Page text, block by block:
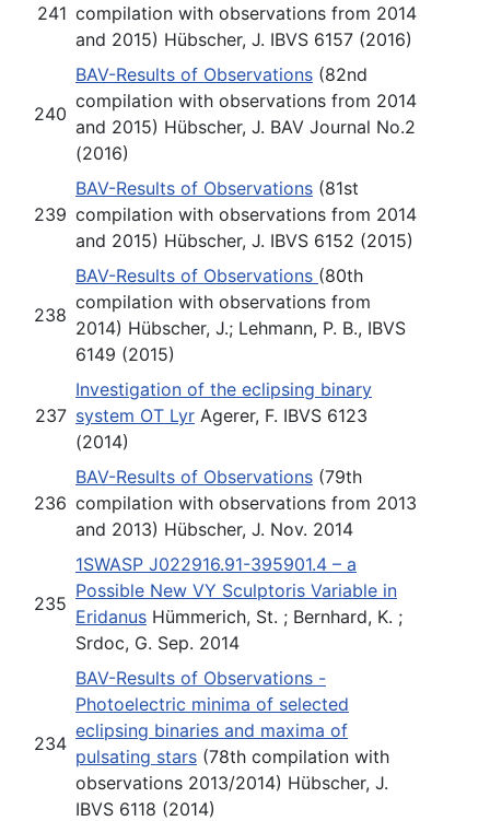
241 compilation with observations from 2014
and 2015) Hübscher, J. IBVS 6157 (2016)
240
BAV-Results of Observations (82nd
compilation with observations from 2014
and 2015) Hübscher, J. BAV Journal No.2
(2016)
239
BAV-Results of Observations (81st
compilation with observations from 2014
and 2015) Hübscher, J. IBVS 6152 (2015)
238
BAV-Results of Observations (80th
compilation with observations from
2014) Hübscher, J.; Lehmann, P. B., IBVS
6149 (2015)
237
Investigation of the eclipsing binary
system OT Lyr Agerer, F. IBVS 6123
(2014)
236
BAV-Results of Observations (79th
compilation with observations from 2013
and 2013) Hübscher, J. Nov. 2014
235
1SWASP J022916.91-395901.4 – a
Possible New VY Sculptoris Variable in
Eridanus Hümmerich, St. ; Bernhard, K. ;
Srdoc, G. Sep. 2014
234
BAV-Results of Observations -
Photoelectric minima of selected
eclipsing binaries and maxima of
pulsating stars (78th compilation with
observations 2013/2014) Hübscher, J.
IBVS 6118 (2014)